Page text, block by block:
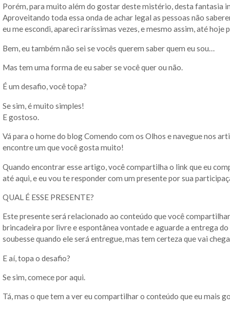
Porém, para muito além do gostar deste mistério, desta fantasia
Aproveitando toda essa onda de achar legal as pessoas não
eu me escondi, apareci raríssimas vezes, e mesmo assim, até hoje
Bem, eu também não sei se vocês querem saber quem eu sou…
Mas tem uma forma de eu saber se você quer ou não.
É um desafio, você topa?
Se sim, é muito simples!
E gostoso.
Vá para o home do blog Comendo com os Olhos e navegue nos
encontre um que você gosta muito!
Quando encontrar esse artigo, você compartilha o link que eu
até aqui, e eu vou te responder com um presente por sua
QUAL É ESSE PRESENTE?
Este presente será relacionado ao conteúdo que você
brincadeira por livre e espontânea vontade e aguarde a entrega
soubesse quando ele será entregue, mas tem certeza que vai
E aí, topa o desafio?
Se sim, comece por aqui.
Tá, mas o que tem a ver eu compartilhar o conteúdo que eu mais